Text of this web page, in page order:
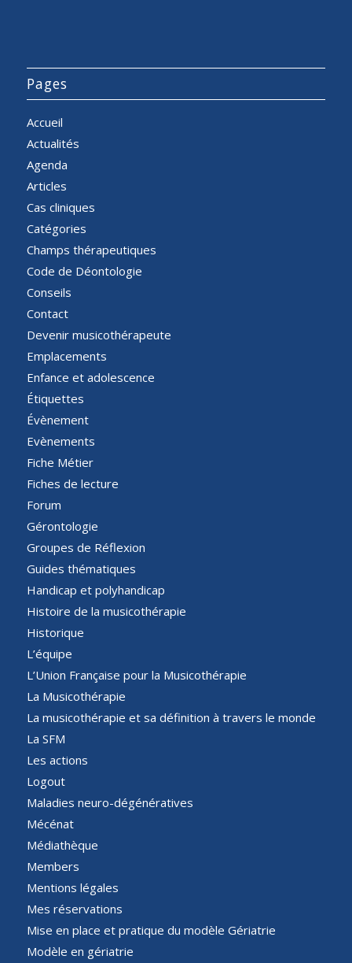
Pages
Accueil
Actualités
Agenda
Articles
Cas cliniques
Catégories
Champs thérapeutiques
Code de Déontologie
Conseils
Contact
Devenir musicothérapeute
Emplacements
Enfance et adolescence
Étiquettes
Évènement
Evènements
Fiche Métier
Fiches de lecture
Forum
Gérontologie
Groupes de Réflexion
Guides thématiques
Handicap et polyhandicap
Histoire de la musicothérapie
Historique
L’équipe
L’Union Française pour la Musicothérapie
La Musicothérapie
La musicothérapie et sa définition à travers le monde
La SFM
Les actions
Logout
Maladies neuro-dégénératives
Mécénat
Médiathèque
Members
Mentions légales
Mes réservations
Mise en place et pratique du modèle Gériatrie
Modèle en gériatrie